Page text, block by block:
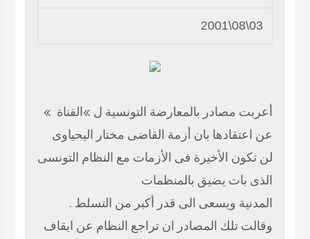
بالمعارضة التونسية ل »القناة »
بان أزمة القاضى مختار اليحياوى
الأخيرة فى الأزمات مع النظام التونسى
يضيق بالمنظمات
ويسعى الى قدر أكبر من التسلط .
المصادر ان تراجع النظام عن ايقاف